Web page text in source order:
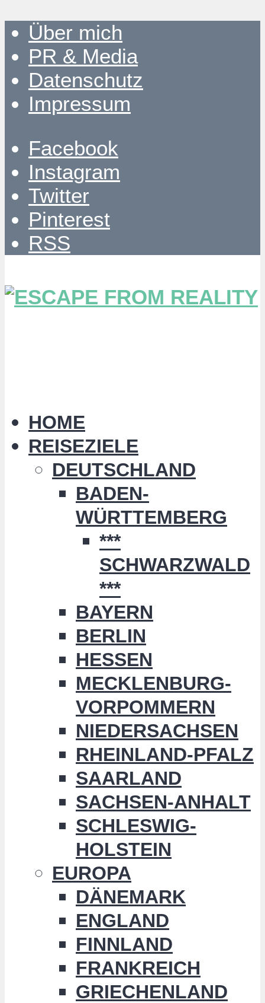
Über mich
PR & Media
Datenschutz
Impressum
Facebook
Instagram
Twitter
Pinterest
RSS
HOME
REISEZIELE
DEUTSCHLAND
BADEN-
WÜRTTEMBERG
***
SCHWARZWALD
***
BAYERN
BERLIN
HESSEN
MECKLENBURG-
VORPOMMERN
NIEDERSACHSEN
RHEINLAND-PFALZ
SAARLAND
SACHSEN-ANHALT
SCHLESWIG-
HOLSTEIN
EUROPA
DÄNEMARK
ENGLAND
FINNLAND
FRANKREICH
GRIECHENLAND